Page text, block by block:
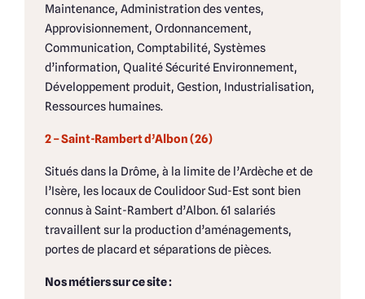
Maintenance, Administration des ventes,
Approvisionnement, Ordonnancement,
Communication, Comptabilité, Systèmes
d’information, Qualité Sécurité Environnement,
Développement produit, Gestion, Industrialisation,
Ressources humaines.
2 – Saint-Rambert d’Albon (26)
Situés dans la Drôme, à la limite de l’Ardèche et de
l’Isère, les locaux de Coulidoor Sud-Est sont bien
connus à Saint-Rambert d’Albon. 61 salariés
travaillent sur la production d’aménagements,
portes de placard et séparations de pièces.
Nos métiers sur ce site :